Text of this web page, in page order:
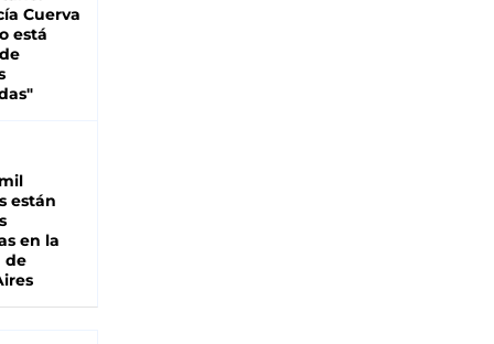
Cuerva
está
están
en la
de